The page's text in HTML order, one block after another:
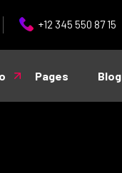
+12 345 550 87 15
Pages Blog